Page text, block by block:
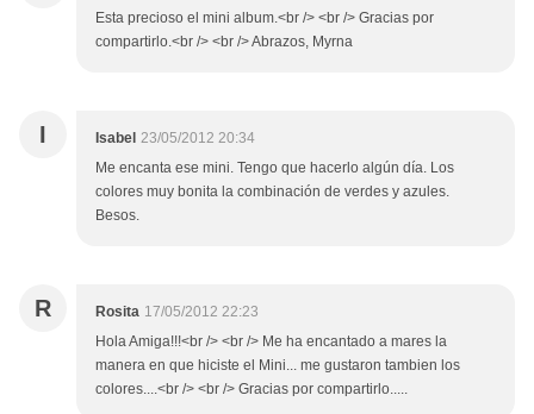
Esta precioso el mini album.<br /> <br /> Gracias por
compartirlo.<br /> <br /> Abrazos, Myrna
I Isabel 23/05/2012 20:34
Me encanta ese mini. Tengo que hacerlo algún día. Los
colores muy bonita la combinación de verdes y azules.
Besos.
R Rosita 17/05/2012 22:23
Hola Amiga!!!<br /> <br /> Me ha encantado a mares la
manera en que hiciste el Mini... me gustaron tambien los
colores....<br /> <br /> Gracias por compartirlo.....